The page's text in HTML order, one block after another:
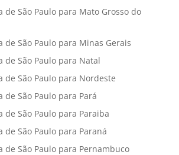
de São Paulo para Mato Grosso do
de São Paulo para Minas Gerais
de São Paulo para Natal
de São Paulo para Nordeste
São Paulo para Pará
de São Paulo para Paraiba
São Paulo para Paraná
de São Paulo para Pernambuco